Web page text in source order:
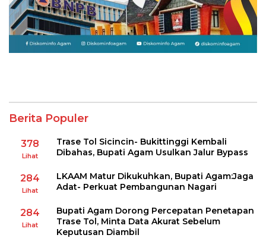
Berita Populer
378
Lihat
Trase Tol Sicincin- Bukittinggi Kembali
Dibahas, Bupati Agam Usulkan Jalur Bypass
284
Lihat
LKAAM Matur Dikukuhkan, Bupati Agam:Jaga
Adat- Perkuat Pembangunan Nagari
284
Lihat
Bupati Agam Dorong Percepatan Penetapan
Trase Tol, Minta Data Akurat Sebelum
Keputusan Diambil